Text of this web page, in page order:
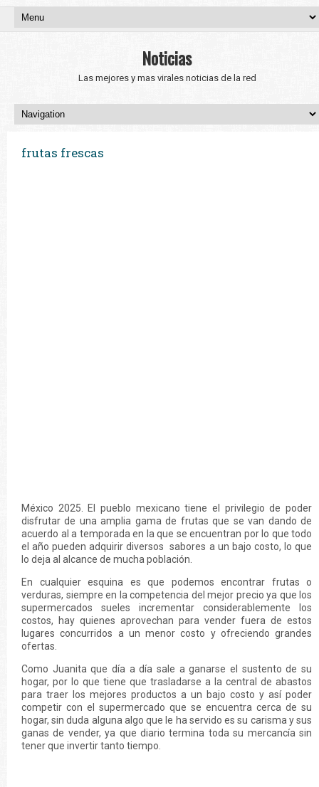
Noticias
Las mejores y mas virales noticias de la red
frutas frescas
México 2025. El pueblo mexicano tiene el privilegio de poder
disfrutar de una amplia gama de frutas que se van dando de
acuerdo al a temporada en la que se encuentran por lo que todo
el año pueden adquirir diversos sabores a un bajo costo, lo que
lo deja al alcance de mucha población.
En cualquier esquina es que podemos encontrar frutas o
verduras, siempre en la competencia del mejor precio ya que los
supermercados sueles incrementar considerablemente los
costos, hay quienes aprovechan para vender fuera de estos
lugares concurridos a un menor costo y ofreciendo grandes
ofertas.
Como Juanita que día a día sale a ganarse el sustento de su
hogar, por lo que tiene que trasladarse a la central de abastos
para traer los mejores productos a un bajo costo y así poder
competir con el supermercado que se encuentra cerca de su
hogar, sin duda alguna algo que le ha servido es su carisma y sus
ganas de vender, ya que diario termina toda su mercancía sin
tener que invertir tanto tiempo.